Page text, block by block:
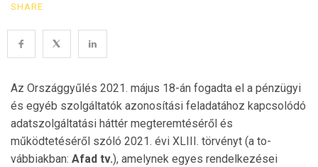
SHARE
Az Országgyűlés 2021. május 18-án fogadta el a pénz­ügyi
és egyéb szolgáltatók azonosítási feladatához kap­csolódó
adat­szolgáltatási háttér megteremtéséről és
működtetéséről szóló 2021. évi XLIII. törvényt (a to­
vábbiakban: Afad tv.), amelynek egyes rendelke­zé­sei